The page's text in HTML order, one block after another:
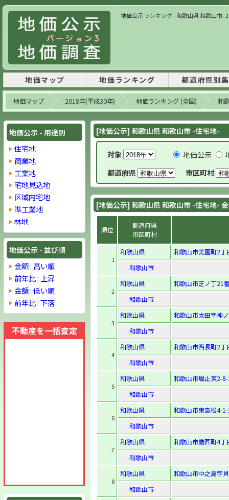
地価公示 ランキング - 和歌山県 和歌山市-
地価マップ 地価ランキング 都道府県別
地価マップ 2018年(平成30年) 地価ランキング (全国) 和
地価公示 - 用途別
住宅地
商業地
工業地
宅地見込地
区域内宅地
準工業地
林地
地価公示 - 並び順
金額 : 高い順
前年比 : 上昇
金額 : 低い順
前年比 : 下落
不動産を一括査定
[地価公示] 和歌山県 和歌山市 -住宅地-
対象 地価公示
都道府県
市区町村
[地価公示] 和歌山県 和歌山市 -住宅地-
順位
都道府県
市区町村
1
和歌山県
和歌山市美園町2丁
和歌山市
2
和歌山県
和歌山市芝ノ丁21
和歌山市
3
和歌山県
和歌山市太田字神
和歌山市
4
和歌山県
和歌山市西長町2丁
和歌山市
5
和歌山県
和歌山市堀止東2-
和歌山市
6
和歌山県
和歌山市東高松4-
和歌山市
7
和歌山県
和歌山市鷹匠町4丁
和歌山市
8
和歌山県
和歌山市中之島字
和歌山市